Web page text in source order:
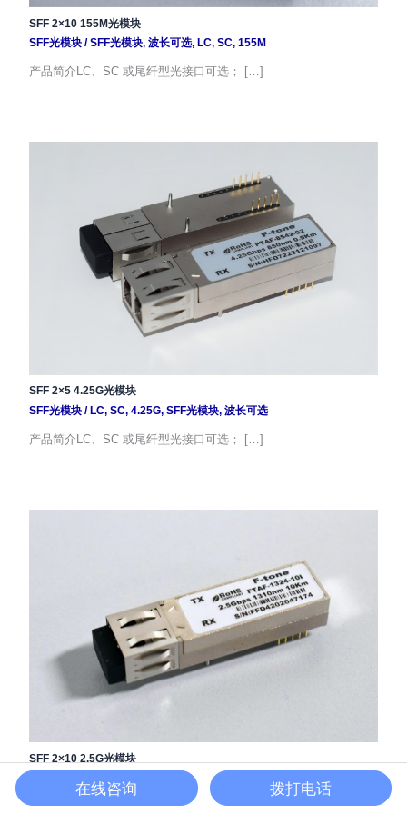
SFF 2×10 155M光模块
SFF光模块/SFF光模块, 波长可选, LC, SC, 155M
产品简介LC、SC 或尾纤型光接口可选； […]
SFF 2×5 4.25G光模块
SFF光模块/LC, SC, 4.25G, SFF光模块, 波长可选
产品简介LC、SC 或尾纤型光接口可选； […]
SFF 2×10 2.5G光模块
波长可选
产品简介LC、SC 或尾纤型光接口可选； […]
在线咨询 拨打电话